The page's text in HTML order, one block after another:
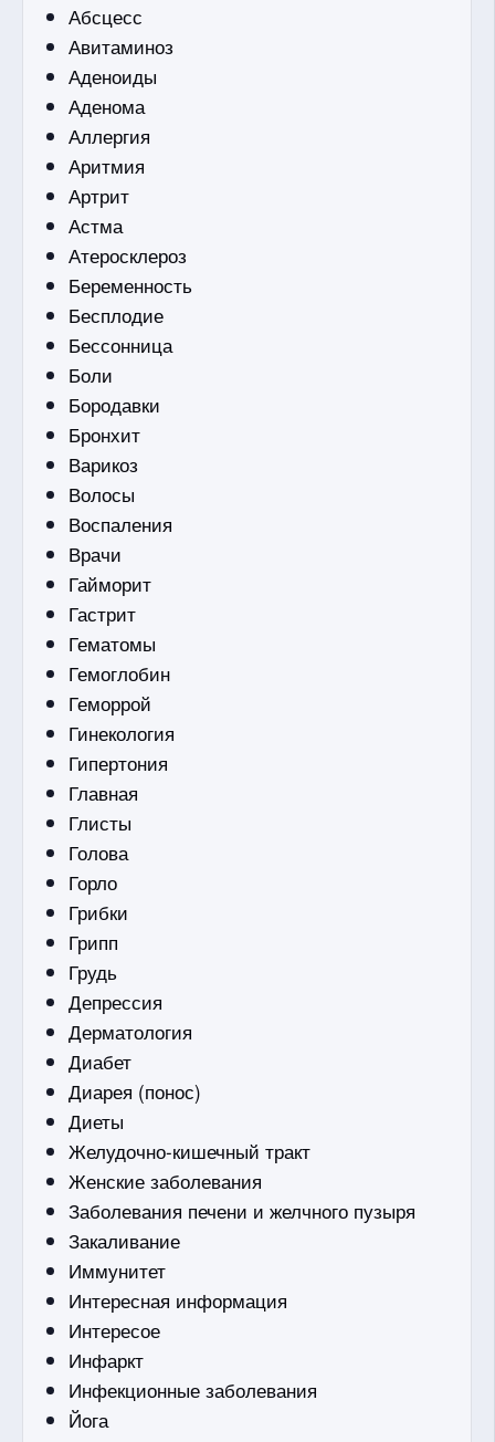
Абсцесс
Авитаминоз
Аденоиды
Аденома
Аллергия
Аритмия
Артрит
Астма
Атеросклероз
Беременность
Бесплодие
Бессонница
Боли
Бородавки
Бронхит
Варикоз
Волосы
Воспаления
Врачи
Гайморит
Гастрит
Гематомы
Гемоглобин
Геморрой
Гинекология
Гипертония
Главная
Глисты
Голова
Горло
Грибки
Грипп
Грудь
Депрессия
Дерматология
Диабет
Диарея (понос)
Диеты
Желудочно-кишечный тракт
Женские заболевания
Заболевания печени и желчного пузыря
Закаливание
Иммунитет
Интересная информация
Интересое
Инфаркт
Инфекционные заболевания
Йога